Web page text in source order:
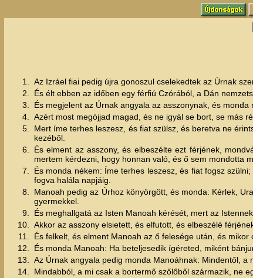
1.
Az Izráel fiai pedig újra gonoszul cselekedtek az Úrnak
2.
És élt ebben az időben egy férfiú Czórából, a Dán
3.
És megjelent az Úrnak angyala az asszonynak, és
4.
Azért most megójjad magad, és ne igyál se bort, se más
5.
Mert íme terhes leszesz, és fiat szülsz, és beretva ne
kezéből.
6.
És elment az asszony, és elbeszélte ezt férjének,
mertem kérdezni, hogy honnan való, és ő sem mondotta
7.
És monda nékem: Íme terhes leszesz, és fiat fogsz
fogva halála napjáig.
8.
Manoah pedig az Úrhoz könyörgött, és monda: Kérlek,
gyermekkel.
9.
És meghallgatá az Isten Manoah kérését, mert az
10.
Akkor az asszony elsietett, és elfutott, és elbeszélé
11.
És felkelt, és elment Manoah az ő felesége után, és
12.
És monda Manoah: Ha beteljesedik ígéreted, miként
13.
Az Úrnak angyala pedig monda Manoáhnak: Mindentől, a
14.
Mindabból, a mi csak a bortermő szőlőből származik, ne